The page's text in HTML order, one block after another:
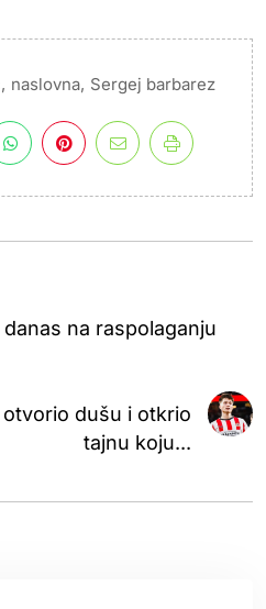
, naslovna, Sergej barbarez
na raspolaganju
dušu i otkrio
tajnu koju...